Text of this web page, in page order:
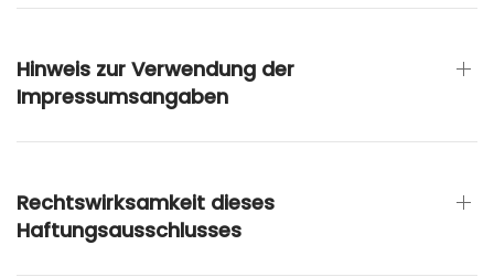
Hinweis zur Verwendung der
Impressumsangaben
Rechtswirksamkeit dieses
Haftungsausschlusses